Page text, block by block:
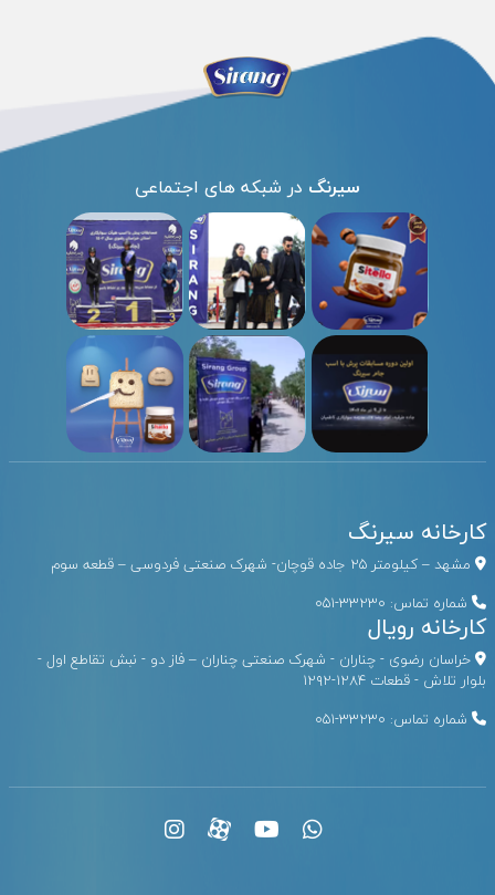
سیرنگ در شبکه های اجتماعی
کارخانه سیرنگ
مشهد – کیلومتر ۲۵ جاده قوچان- شهرک صنعتی فردوسی – قطعه سوم
شماره تماس: 33230-051
کارخانه رویال
خراسان رضوی - چناران - شهرک صنعتی چناران – فاز دو - نبش تقاطع اول -
بلوار تلاش - قطعات ۱۲۸۴-۱۲۹۲
شماره تماس: 33230-051